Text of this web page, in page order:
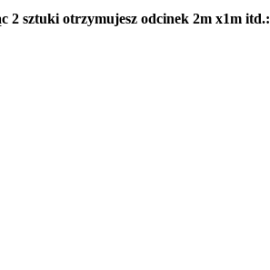
2 sztuki otrzymujesz odcinek 2m x1m itd.: